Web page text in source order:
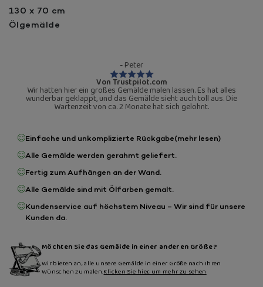
130 x 70 cm
Ölgemälde
- Peter
Von Trustpilot.com
Wir hatten hier ein großes Gemälde malen lassen. Es hat alles
wunderbar geklappt, und das Gemälde sieht auch toll aus. Die
Wartenzeit von ca. 2 Monate hat sich gelohnt.
Einfache und unkomplizierte Rückgabe(mehr lesen)
Alle Gemälde werden gerahmt geliefert.
Fertig zum Aufhängen an der Wand.
Alle Gemälde sind mit Ölfarben gemalt.
Kundenservice auf höchstem Niveau – Wir sind für unsere
Kunden da.
Möchten Sie das Gemälde in einer anderen Größe?
Wir bieten an, alle unsere Gemälde in einer Größe nach Ihren
Wünschen zu malen.Klicken Sie hier, um mehr zu sehen